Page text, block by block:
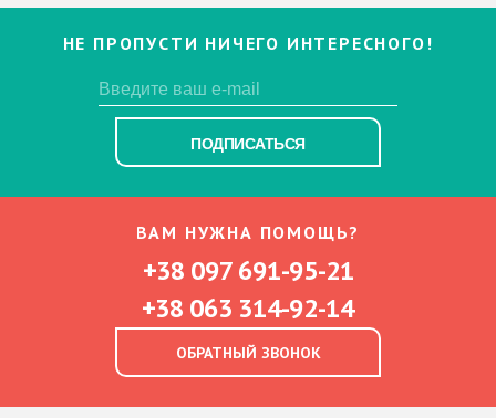
НЕ ПРОПУСТИ НИЧЕГО ИНТЕРЕСНОГО!
ПОДПИСАТЬСЯ
ВАМ НУЖНА ПОМОЩЬ?
+38 097 691-95-21
+38 063 314-92-14
ОБРАТНЫЙ ЗВОНОК